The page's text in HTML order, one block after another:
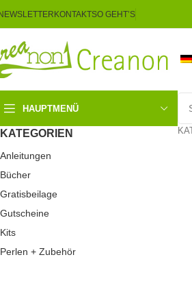
KONTAKTSO GEHT’S
HAUPTMENÜ
KATEGORIEN
Anleitungen
Bücher
Gratisbeilage
Gutscheine
Kits
Perlen + Zubehör